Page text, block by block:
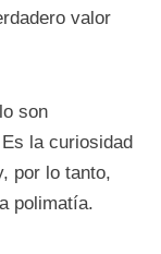
valor
son
la curiosidad
por lo tanto,
polimatía.